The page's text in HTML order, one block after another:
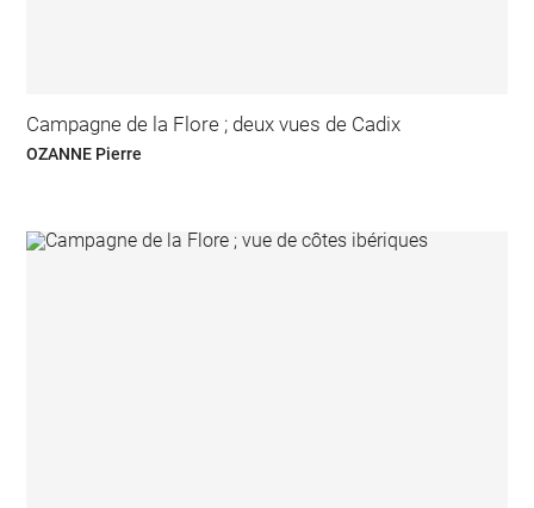
Campagne de la Flore ; deux vues de Cadix
OZANNE Pierre